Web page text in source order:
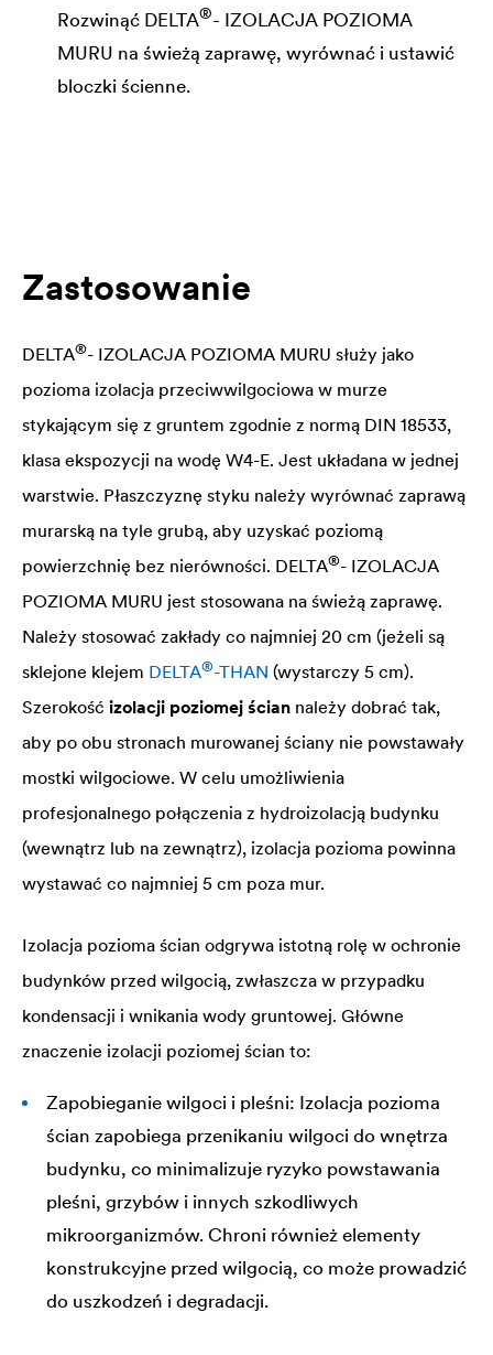
Rozwinąć DELTA®- IZOLACJA POZIOMA
MURU na świeżą zaprawę, wyrównać i ustawić
bloczki ścienne.
Zastosowanie
DELTA®- IZOLACJA POZIOMA MURU służy jako
pozioma izolacja przeciwwilgociowa w murze
stykającym się z gruntem zgodnie z normą DIN 18533,
klasa ekspozycji na wodę W4-E. Jest układana w jednej
warstwie. Płaszczyznę styku należy wyrównać zaprawą
murarską na tyle grubą, aby uzyskać poziomą
powierzchnię bez nierówności. DELTA®- IZOLACJA
POZIOMA MURU jest stosowana na świeżą zaprawę.
Należy stosować zakłady co najmniej 20 cm (jeżeli są
sklejone klejem DELTA®-THAN (wystarczy 5 cm).
Szerokość izolacji poziomej ścian należy dobrać tak,
aby po obu stronach murowanej ściany nie powstawały
mostki wilgociowe. W celu umożliwienia
profesjonalnego połączenia z hydroizolacją budynku
(wewnątrz lub na zewnątrz), izolacja pozioma powinna
wystawać co najmniej 5 cm poza mur.
Izolacja pozioma ścian odgrywa istotną rolę w ochronie
budynków przed wilgocią, zwłaszcza w przypadku
kondensacji i wnikania wody gruntowej. Główne
znaczenie izolacji poziomej ścian to:
Zapobieganie wilgoci i pleśni: Izolacja pozioma
ścian zapobiega przenikaniu wilgoci do wnętrza
budynku, co minimalizuje ryzyko powstawania
pleśni, grzybów i innych szkodliwych
mikroorganizmów. Chroni również elementy
konstrukcyjne przed wilgocią, co może prowadzić
do uszkodzeń i degradacji.